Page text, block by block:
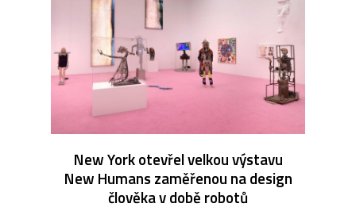
New York otevřel velkou výstavu
New Humans zaměřenou na design
člověka v době robotů